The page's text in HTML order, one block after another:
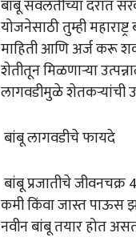
बांबू सवलतीच्या दरात
योजनेसाठी तुम्ही
माहिती आणि अर्ज करू
शेतीतून मिळणाऱ्या
लागवडीमुळे शेतकऱ्यांची
बांबू लागवडीचे फायदे
बांबू प्रजातीचे
कमी किंवा जास्त पाऊस
नवीन बांबू तयार होत